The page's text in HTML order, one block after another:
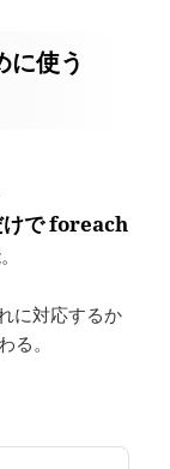
に使う
で foreach
に対応するか
る。